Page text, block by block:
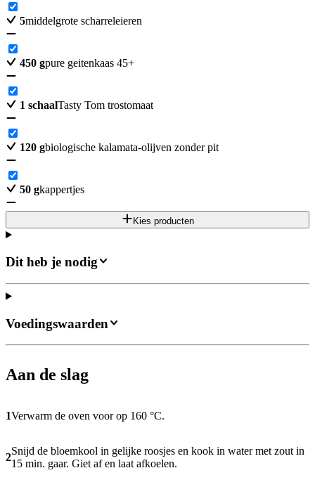
5middelgrote scharreleieren
450 gpure geitenkaas 45+
1 schaalTasty Tom trostomaat
120 gbiologische kalamata-olijven zonder pit
50 gkappertjes
Kies producten
Dit heb je nodig
Aan de slag
1Verwarm de oven voor op 160 °C.
2
Snijd de bloemkool in gelijke roosjes en kook in water met zout in
15 min. gaar. Giet af en laat afkoelen.
Voedingswaarden